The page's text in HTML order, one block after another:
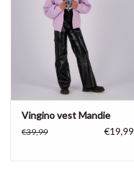
Vingino vest Mandie
€39,99 €19,99